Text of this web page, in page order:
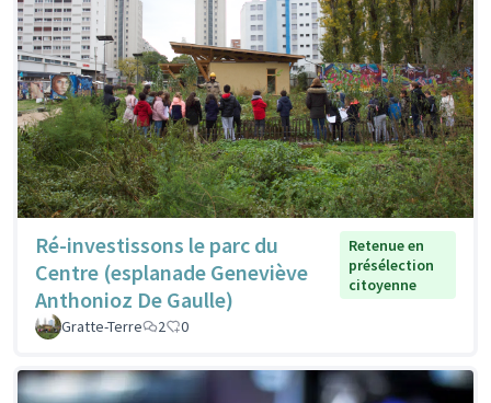
Ré-investissons le parc du
Centre (esplanade Geneviève
Anthonioz De Gaulle)
Retenue en
présélection
citoyenne
Gratte-Terre 2 0